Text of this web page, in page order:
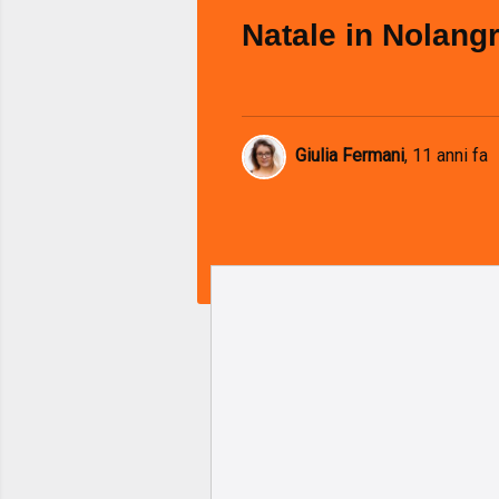
Natale in
Giulia Fermani, 11 anni fa